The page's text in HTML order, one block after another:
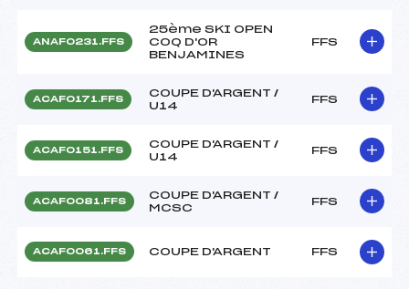
ANAF0231.FFS
25ème SKI OPEN
COQ D'OR
BENJAMINES
FFS
ACAF0171.FFS
COUPE D'ARGENT /
U14
FFS
ACAF0151.FFS
COUPE D'ARGENT /
U14
FFS
ACAF0081.FFS
COUPE D'ARGENT /
MCSC
FFS
ACAF0061.FFS COUPE D'ARGENT FFS